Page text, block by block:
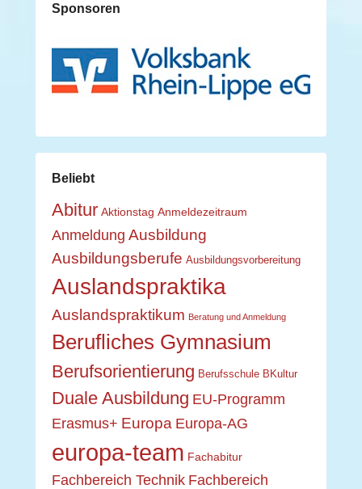
Sponsoren
Beliebt
Abitur Aktionstag Anmeldezeitraum
Anmeldung Ausbildung
Ausbildungsberufe Ausbildungsvorbereitung
Auslandspraktika
Auslandspraktikum Beratung und Anmeldung
Berufliches Gymnasium
Berufsorientierung Berufsschule BKultur
Duale Ausbildung EU-Programm
Erasmus+ Europa Europa-AG
europa-team Fachabitur
Fachbereich Technik Fachbereich